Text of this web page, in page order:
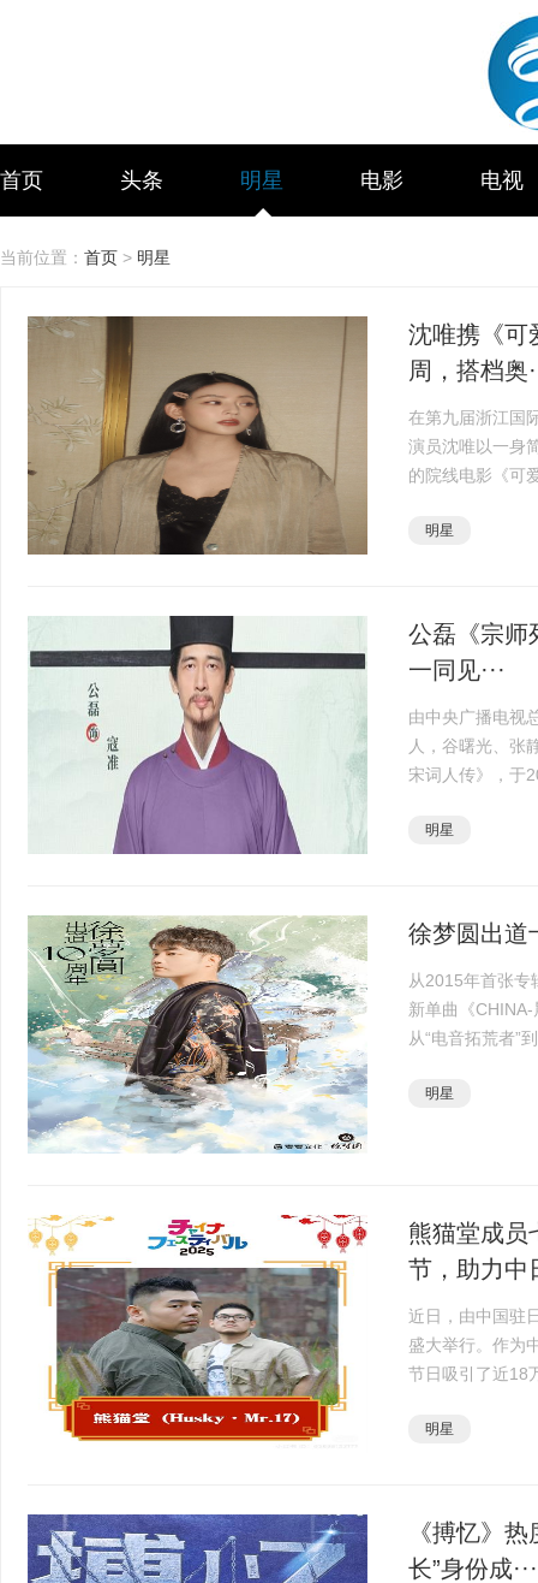
首页 头条 明星 电影 电视
当前位置： 首页 > 明星
沈唯携《可
周，搭档奥
在第九届浙江国
演员沈唯以一身
的院线电影《可
实力派演员，更
明星
公磊《宗师
一同见···
由中央广播电视
人，谷曙光、张
宋词人传》，于
范仲淹、柳永、
明星
徐梦圆出道
从2015年首张专
新单曲《
从“电音拓荒者”
的作品播放量···
明星
熊猫堂成员
节，助力中
近日，由中国驻
盛大举行。作为
节日吸引了近18
实的桥梁。值得
明星
《搏忆》
长”身份成···